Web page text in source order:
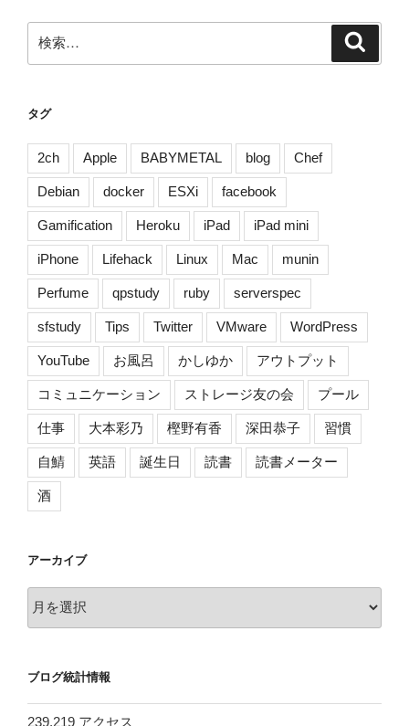
起
き
る
来
日
目]”
の
索:
タグ
2ch Apple BABYMETAL blog Chef
Debian docker ESXi facebook
Gamification Heroku iPad iPad mini
iPhone Lifehack Linux Mac munin
Perfume qpstudy ruby serverspec
sfstudy Tips Twitter VMware WordPress
YouTube お風呂 かしゆか アウトプット
コミュニケーション ストレージ友の会 プール
仕事 大本彩乃 樫野有香 深田恭子 習慣
自鯖 英語 誕生日 読書 読書メーター
酒
アーカイブ
ー
ブ
ブログ統計情報
239,219 アクセス